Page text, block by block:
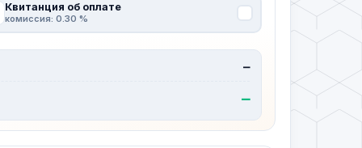
Квитанция об оплате
комиссия: 0.30 %
—
—